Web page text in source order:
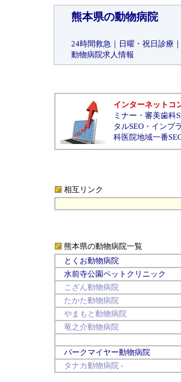
熊本県の動物病院
24時間救急 ｜ 日曜・祝日診療 ｜
動物病院求人情報
インターネットコ
ミナー ・ 審美歯科
タルSEO ・ インプ
科医院地域一番
相互リンク
熊本県の動物病院一覧
とくお動物病院
水前寺公園ペットクリニック
こざん動物病院
たかた動物病院
やまもと動物病院
竜之介動物病院
パークマイヤー動物病院
タナカ動物病院 -